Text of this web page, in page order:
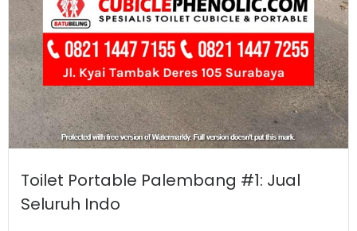
Toilet Portable Palembang #1: Jual
Seluruh Indo